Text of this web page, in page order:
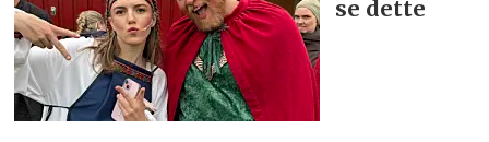
se dette